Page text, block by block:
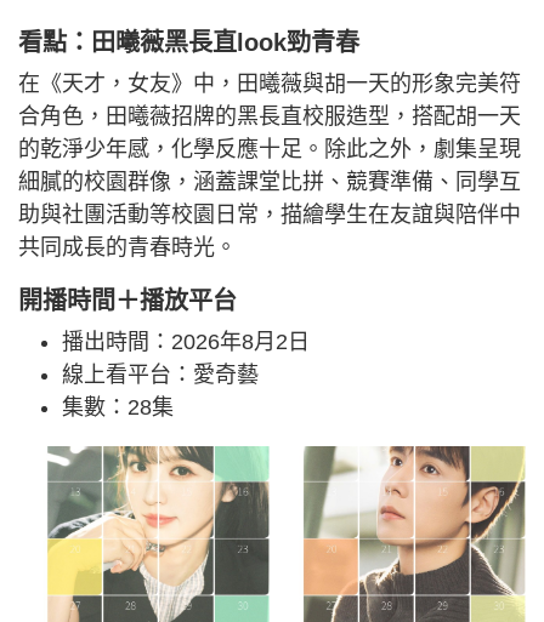
看點：田曦薇黑長直look勁青春
在《天才，女友》中，田曦薇與胡一天的形象完美符
合角色，田曦薇招牌的黑長直校服造型，搭配胡一天
的乾淨少年感，化學反應十足。除此之外，劇集呈現
細膩的校園群像，涵蓋課堂比拼、競賽準備、同學互
助與社團活動等校園日常，描繪學生在友誼與陪伴中
共同成長的青春時光。
開播時間＋播放平台
播出時間：2026年8月2日
線上看平台：愛奇藝
集數：28集